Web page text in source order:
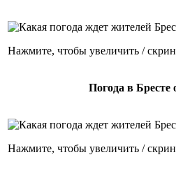
Нажмите, чтобы увеличить /
Погода в Бресте
Нажмите, чтобы увеличить /